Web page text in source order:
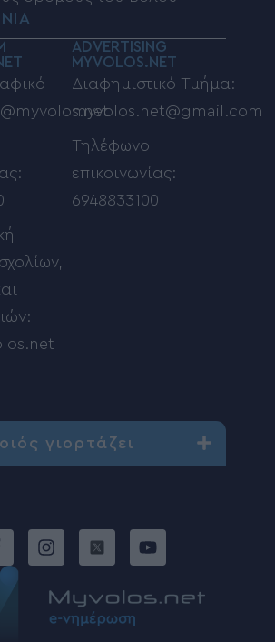
ADVERTISING
MYVOLOS.NET
Διαφημιστικό Τμήμα:
myvolos.net@gmail.com
Τηλέφωνο
επικοινωνίας:
6948833100
γιορτάζει